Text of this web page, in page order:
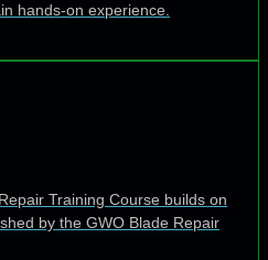
hands-on experience.
Training Course builds on
by the GWO Blade Repair